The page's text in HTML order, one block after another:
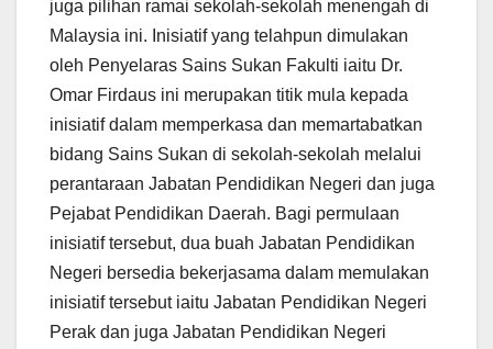
juga pilihan ramai sekolah-sekolah menengah di
Malaysia ini. Inisiatif yang telahpun dimulakan
oleh Penyelaras Sains Sukan Fakulti iaitu Dr.
Omar Firdaus ini merupakan titik mula kepada
inisiatif dalam memperkasa dan memartabatkan
bidang Sains Sukan di sekolah-sekolah melalui
perantaraan Jabatan Pendidikan Negeri dan juga
Pejabat Pendidikan Daerah. Bagi permulaan
inisiatif tersebut, dua buah Jabatan Pendidikan
Negeri bersedia bekerjasama dalam memulakan
inisiatif tersebut iaitu Jabatan Pendidikan Negeri
Perak dan juga Jabatan Pendidikan Negeri